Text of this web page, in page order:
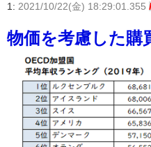
1: 2021/10/22(金) 18:29:01.355
物価を考慮した購